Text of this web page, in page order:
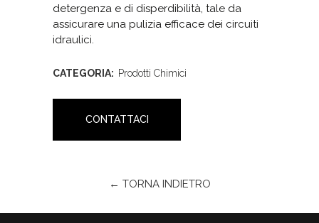
detergenza e di disperdibilità, tale da
assicurare una pulizia efficace dei circuiti
idraulici.
CATEGORIA: Prodotti Chimici
CONTATTACI
← TORNA INDIETRO